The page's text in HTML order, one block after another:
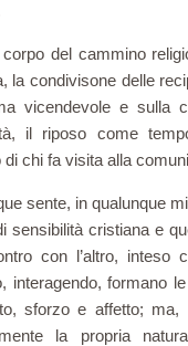
del cammino
la condivisone delle
vicendevole e sulla
il riposo come
di chi fa visita alla
sente, in qualunque
sensibilità cristiana e
con l’altro,
interagendo, formano
sforzo e affetto; ma,
la propria